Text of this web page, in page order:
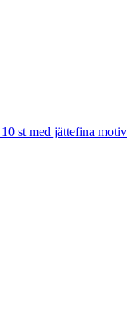
st med jättefina motiv